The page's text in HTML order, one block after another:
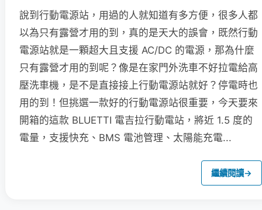
說到行動電源站，用過的人就知道有多方便，很多人都
以為只有露營才用的到，真的是天大的誤會，既然行動
電源站就是一顆超大且支援 AC/DC 的電源，那為什麼
只有露營才用的到呢？像是在家門外洗車不好拉電給高
壓洗車機，是不是直接接上行動電源站就好？停電時也
用的到！但挑選一款好的行動電源站很重要，今天要來
開箱的這款 BLUETTI 電吉拉行動電站，將近 1.5 度的
電量，支援快充、BMS 電池管理、太陽能充電...
繼續閱讀→